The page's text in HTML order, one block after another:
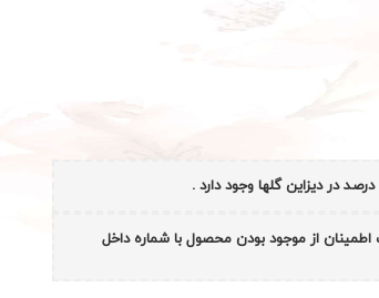
از موجود بودن محصول با شماره داخل